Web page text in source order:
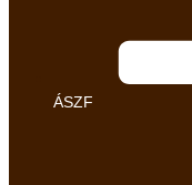
ÁSZF